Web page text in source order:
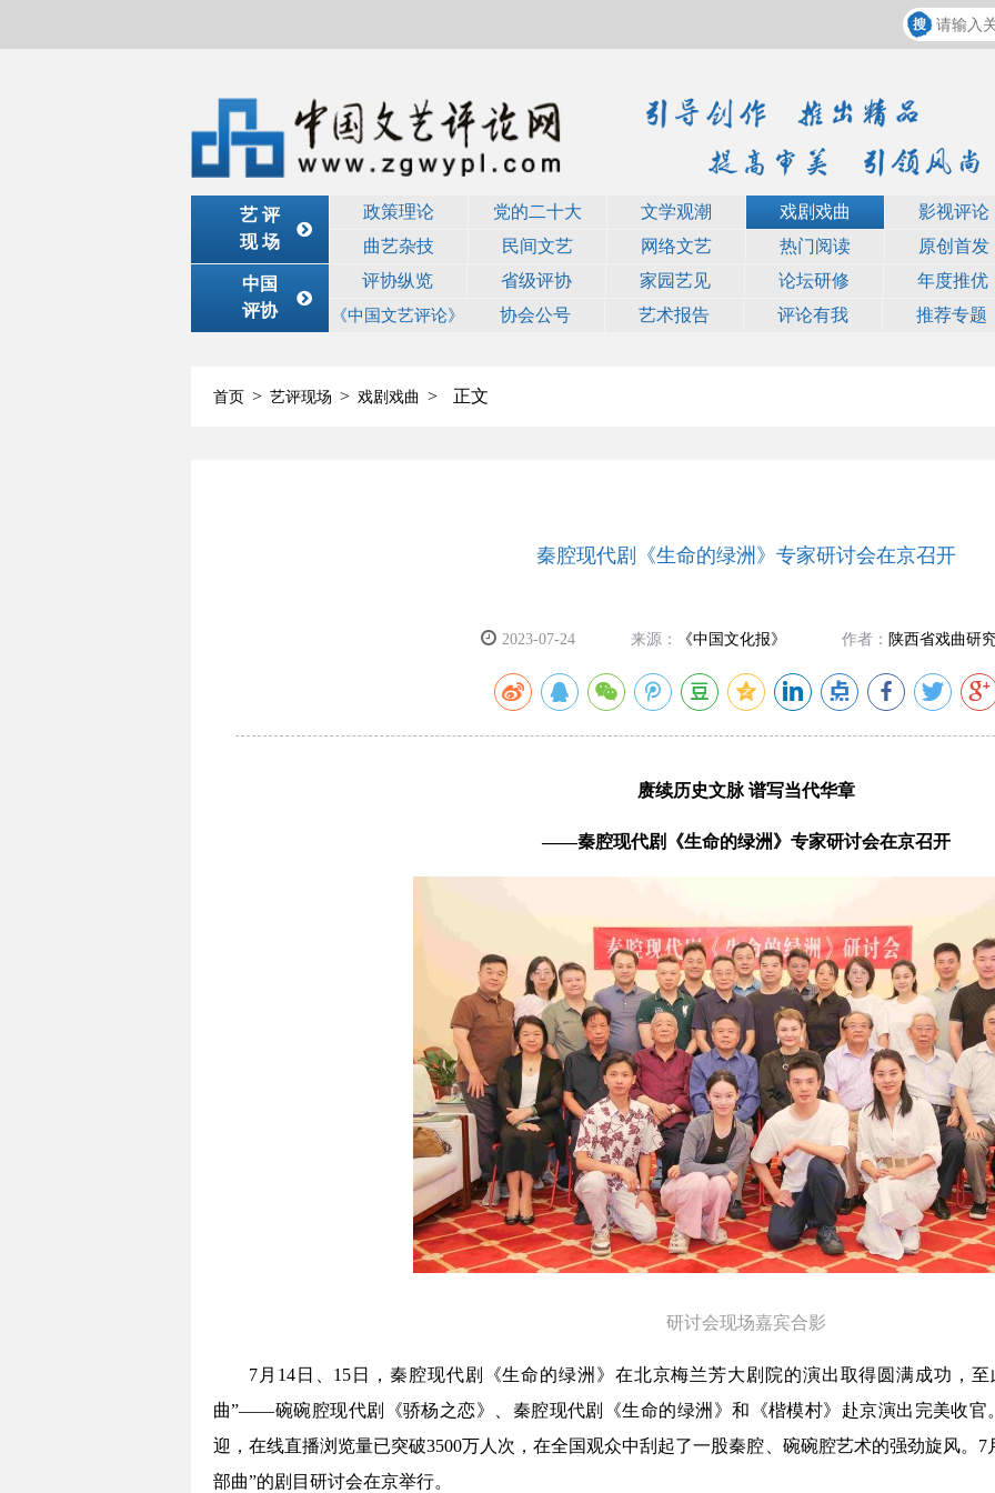
艺 评
现 场
政策理论 党的二十大 文学观潮 戏剧戏曲
影视评论
曲艺杂技
民间文艺 网络文艺 热门阅读
原创首发
中国
评协
评协纵览 省级评协 家园艺见 论坛研修 年度推优
《中国文艺评论》 协会公号 艺术报告 评论有我 推荐专题
首页 > 艺评现场 > 戏剧戏曲 > 正文
秦腔现代剧《生命的绿洲》专家研讨会在京召开
2023-07-24 来源： 《中国文化报》 作者： 陕西省戏曲研
赓续历史文脉 谱写当代华章
——秦腔现代剧《生命的绿洲》专家研讨会在京召开
研讨会现场嘉宾合影
7月14日、15日，秦腔现代剧《生命的绿洲》在北京梅兰芳大剧院的演出取得圆满成功，
曲”——碗碗腔现代剧《骄杨之恋》、秦腔现代剧《生命的绿洲》和《楷模村》赴京演出完美收官
迎，在线直播浏览量已突破3500万人次，在全国观众中刮起了一股秦腔、碗碗腔艺术的强劲旋风。
部曲”的剧目研讨会在京举行。